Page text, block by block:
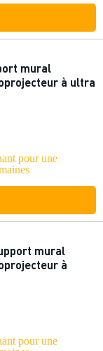
mural
à ultra
pour une
mural
à
pour une